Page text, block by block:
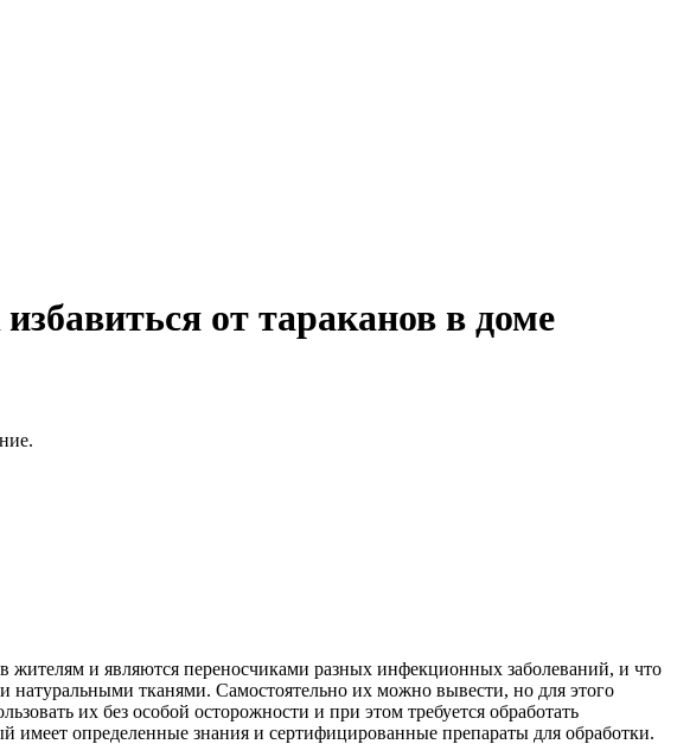
от тараканов в доме
жителям и являются переносчиками разных инфекционных заболеваний, и что
тканями. Самостоятельно их можно вывести, но для этого
их без особой осторожности и при этом требуется обработать
определенные знания и сертифицированные препараты для обработки.